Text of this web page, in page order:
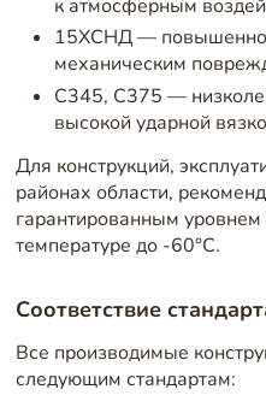
к атмосферным
15ХСНД — повышенной
механическим
С345, С375 —
высокой ударной
Для конструкций,
районах области,
гарантированным уровнем
температуре до -60°C.
Соответствие
Все производимые
следующим стандартам: